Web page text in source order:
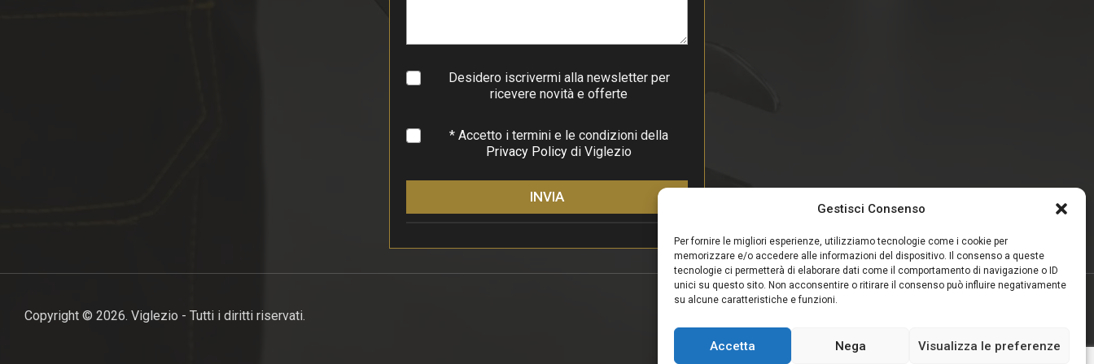
Gestisci Consenso
Per fornire le migliori esperienze, utilizziamo tecnologie come i cookie per
memorizzare e/o accedere alle informazioni del dispositivo. Il consenso a queste
tecnologie ci permetterà di elaborare dati come il comportamento di navigazione o ID
unici su questo sito. Non acconsentire o ritirare il consenso può influire negativamente
su alcune caratteristiche e funzioni.
Accetta Nega Visualizza le preferenze
g
a
f
Desidero iscrivermi alla newsletter per
ricevere novità e offerte
*
* Accetto i termini e le condizioni della
Privacy Policy di Viglezio
INVIA
Copyright © 2026. Viglezio - Tutti i diritti riservati.